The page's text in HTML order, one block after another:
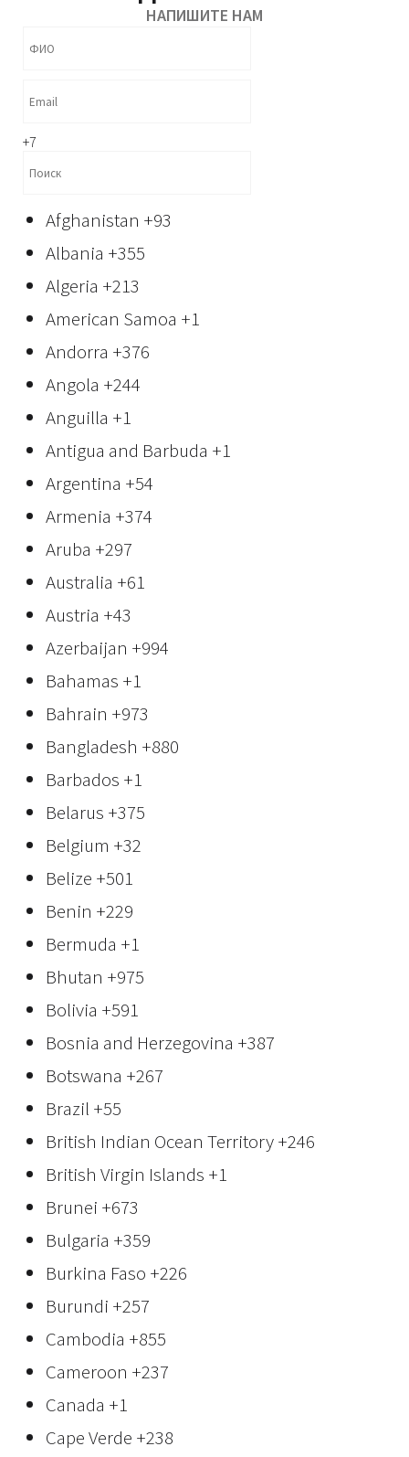
НАПИШИТЕ НАМ
+7
Afghanistan +93
Albania +355
Algeria +213
American Samoa +1
Andorra +376
Angola +244
Anguilla +1
Antigua and Barbuda +1
Argentina +54
Armenia +374
Aruba +297
Australia +61
Austria +43
Azerbaijan +994
Bahamas +1
Bahrain +973
Bangladesh +880
Barbados +1
Belarus +375
Belgium +32
Belize +501
Benin +229
Bermuda +1
Bhutan +975
Bolivia +591
Bosnia and Herzegovina +387
Botswana +267
Brazil +55
British Indian Ocean Territory+246
British Virgin Islands +1
Brunei +673
Bulgaria +359
Burkina Faso +226
Burundi +257
Cambodia +855
Cameroon +237
Canada +1
Cape Verde +238